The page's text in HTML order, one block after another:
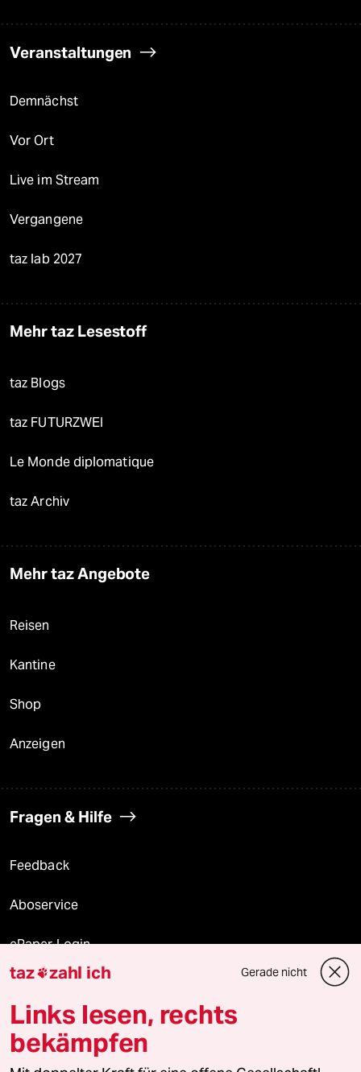
Veranstaltungen
Demnächst
Vor Ort
Live im Stream
Vergangene
taz lab 2027
Mehr taz Lesestoff
taz Blogs
taz FUTURZWEI
Le Monde diplomatique
taz Archiv
Mehr taz Angebote
Reisen
Kantine
Shop
Anzeigen
Fragen & Hilfe
Feedback
Aboservice
ePaper Login
Downloads für Abonnierende
© 2026 taz Verlags und Vertriebs GmbH
taz zahl ich Gerade nicht
Links lesen, rechts
bekämpfen